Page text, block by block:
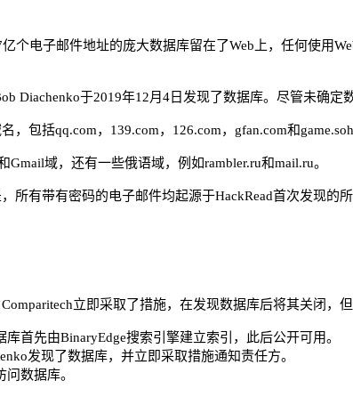
个电子邮件地址的庞大数据库留在了Web上，任何使用
Diachenko于2019年12月4日发现了数据库。尽管未确
，包括qq.com，139.com，126.com，gfan.com和
Gmail域，还有一些俄语域，例如rambler.ru和mail.ru。
所有带有密码的电子邮件均起源于HackRead首次发现的
立即采取了措施，在发现数据库后将其关闭，
库首先由BinaryEdge搜索引擎建立索引，此后公开可用。
发现了数据库，并立即采取措施通知责任方。
数据库。